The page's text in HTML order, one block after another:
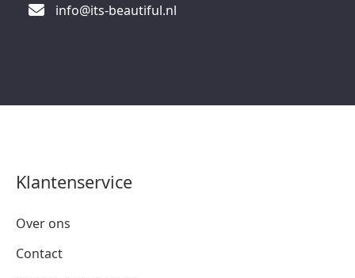
info@its-beautiful.nl
Klantenservice
Over ons
Contact